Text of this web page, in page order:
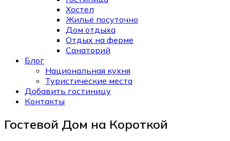
Хостел
Жильё посуточно
Дом отдыха
Отдых на ферме
Санаторий
Блог
Национальная кухня
Туристические места
Добавить гостиницу
Контакты
Гостевой Дом на Короткой